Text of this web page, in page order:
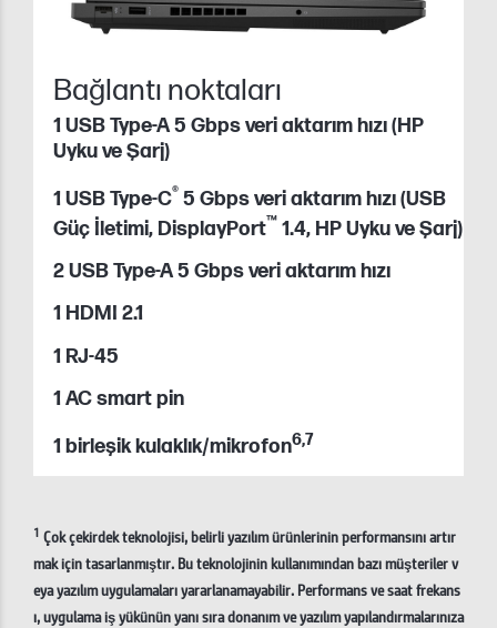
Bağlantı noktaları
1 USB Type-A 5 Gbps veri aktarım hızı (HP
Uyku ve Şarj)
1 USB Type-C® 5 Gbps veri aktarım hızı (USB
Güç İletimi, DisplayPort™ 1.4, HP Uyku ve Şarj)
2 USB Type-A 5 Gbps veri aktarım hızı
1 HDMI 2.1
1 RJ-45
1 AC smart pin
1 birleşik kulaklık/mikrofon6,7
1 Çok çekirdek teknolojisi, belirli yazılım ürünlerinin performansını artır
mak için tasarlanmıştır. Bu teknolojinin kullanımından bazı müşteriler v
eya yazılım uygulamaları yararlanamayabilir. Performans ve saat frekans
ı, uygulama iş yükünün yanı sıra donanım ve yazılım yapılandırmalarınıza